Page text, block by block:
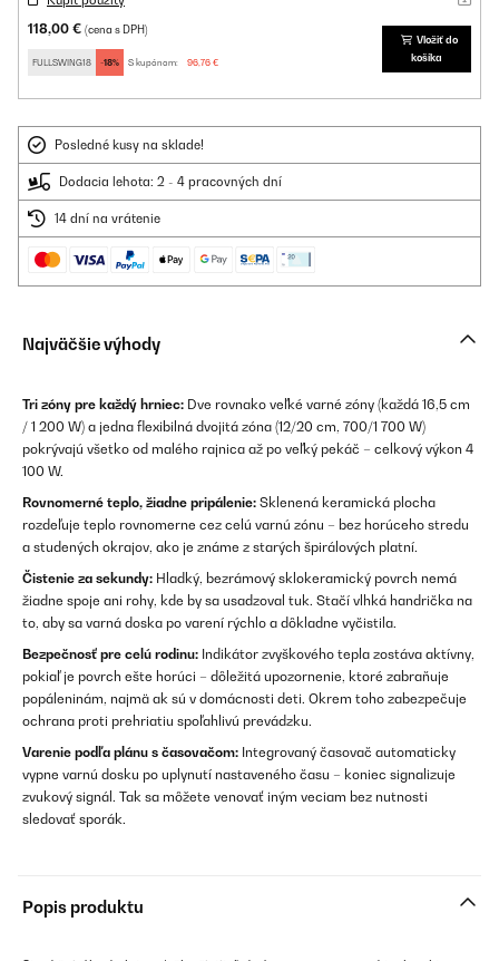
118,00 € (cena s DPH)
FULLSWING18 -18% S kupónom: 96,76 €
Vložiť do
košíka
Posledné kusy na sklade!
Dodacia lehota: 2 - 4 pracovných dní
14 dní na vrátenie
Najväčšie výhody
Tri zóny pre každý hrniec: Dve rovnako veľké varné zóny (každá 16,5 cm
/ 1 200 W) a jedna flexibilná dvojitá zóna (12/20 cm, 700/1 700 W)
pokrývajú všetko od malého rajnica až po veľký pekáč – celkový výkon 4
100 W.
Rovnomerné teplo, žiadne pripálenie: Sklenená keramická plocha
rozdeľuje teplo rovnomerne cez celú varnú zónu – bez horúceho stredu
a studených okrajov, ako je známe z starých špirálových platní.
Čistenie za sekundy: Hladký, bezrámový sklokeramický povrch nemá
žiadne spoje ani rohy, kde by sa usadzoval tuk. Stačí vlhká handrička na
to, aby sa varná doska po varení rýchlo a dôkladne vyčistila.
Bezpečnosť pre celú rodinu: Indikátor zvyškového tepla zostáva aktívny,
pokiaľ je povrch ešte horúci – dôležitá upozornenie, ktoré zabraňuje
popáleninám, najmä ak sú v domácnosti deti. Okrem toho zabezpečuje
ochrana proti prehriatiu spoľahlivú prevádzku.
Varenie podľa plánu s časovačom: Integrovaný časovač automaticky
vypne varnú dosku po uplynutí nastaveného času – koniec signalizuje
zvukový signál. Tak sa môžete venovať iným veciam bez nutnosti
sledovať sporák.
Popis produktu